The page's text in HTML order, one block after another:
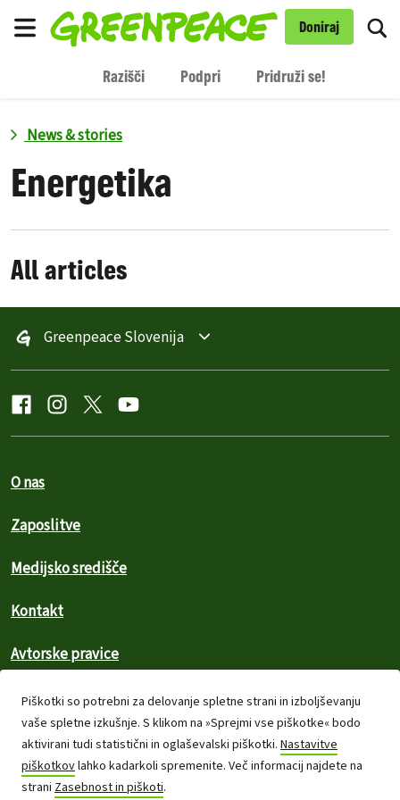
Piškotki so potrebni za delovanje spletne strani in izboljševanju
vaše spletne izkušnje. S klikom na »Sprejmi vse piškotke« bodo
aktivirani tudi statistični in oglaševalski piškotki. Nastavitve
piškotkovlahko kadarkoli spremenite. Več informacij najdete na
strani Zasebnost in piškoti.
Doniraj
Razišči Podpri Pridruži se!
News & stories
Energetika
All articles
Greenpeace Slovenija
O nas
Zaposlitve
Medijsko središče
Kontakt
Avtorske pravice
Zasebnost in piškoti
Politika skupnosti
Kazalo strani